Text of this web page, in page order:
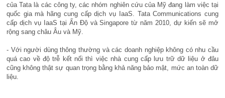
của Tata là các công ty, các nhóm nghiên cứu của Mỹ đang làm việc tại
quốc gia mà hãng cung cấp dịch vụ IaaS. Tata Communications cung
cấp dịch vụ IaaS tại Ấn Độ và Singapore từ năm 2010, dự kiến sẽ mở
rộng sang châu Âu và Mỹ.
- Với người dùng thông thường và các doanh nghiệp không có nhu cầu
quá cao về độ trễ kết nối thì việc nhà cung cấp lưu trữ dữ liệu ở đâu
cũng không thật sự quan trọng bằng khả năng bảo mật, mức an toàn dữ
liệu.